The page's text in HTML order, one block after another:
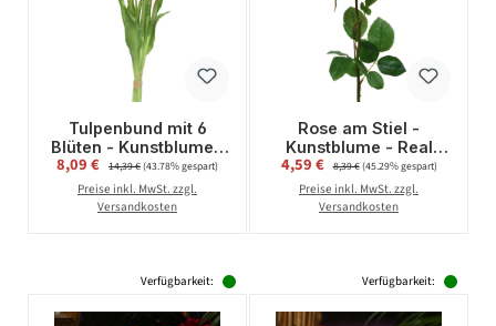
Tulpenbund mit 6
Blüten - Kunstblumen
- H: 40cm - rosa
Verkaufspreis:
8,09 € Regulärer Preis:
14,39 €(43.78% gespart)
Preise inkl. MwSt. zzgl.
Versandkosten
Rose am Stiel -
Kunstblume - Real
Touch Oberfläche - H:
66cm - rosa
Verkaufspreis:
4,59 € Regulärer Preis:
8,39 €(45.29% gespart)
Preise inkl. MwSt. zzgl.
Versandkosten
Verfügbarkeit: Verfügbarkeit: